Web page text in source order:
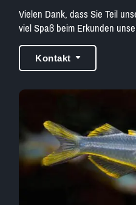
Vielen Dank, dass Sie Teil
viel Spaß beim Erkunden
Kontakt